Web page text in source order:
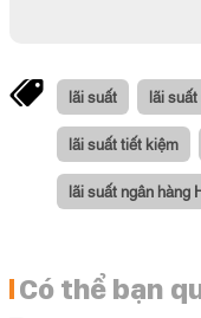
lãi suất lãi
lãi suất tiết kiệm
lãi suất ngân hàng
Có thể bạn